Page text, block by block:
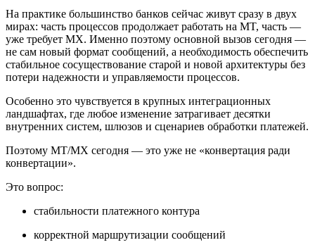
На практике большинство банков сейчас живут сразу в двух
мирах: часть процессов продолжает работать на MT, часть —
уже требует MX. Именно поэтому основной вызов сегодня —
не сам новый формат сообщений, а необходимость обеспечить
стабильное сосуществование старой и новой архитектуры без
потери надежности и управляемости процессов.
Особенно это чувствуется в крупных интеграционных
ландшафтах, где любое изменение затрагивает десятки
внутренних систем, шлюзов и сценариев обработки платежей.
Поэтому MT/MX сегодня — это уже не «конвертация ради
конвертации».
Это вопрос:
стабильности платежного контура
корректной маршрутизации сообщений